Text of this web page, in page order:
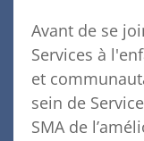
Avant de se
Services à
et
sein de
SMA de